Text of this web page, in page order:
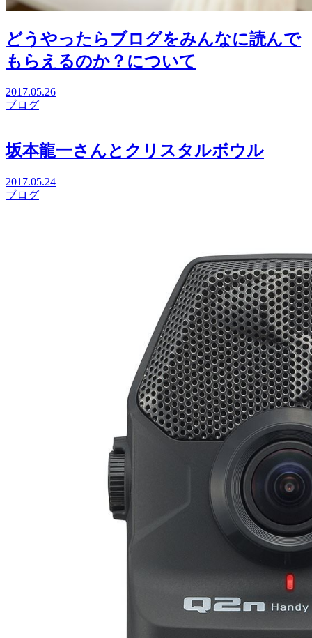
どうやったらブログをみんなに読んで
もらえるのか？について
2017.05.26
ブログ
坂本龍一さんとクリスタルボウル
2017.05.24
ブログ